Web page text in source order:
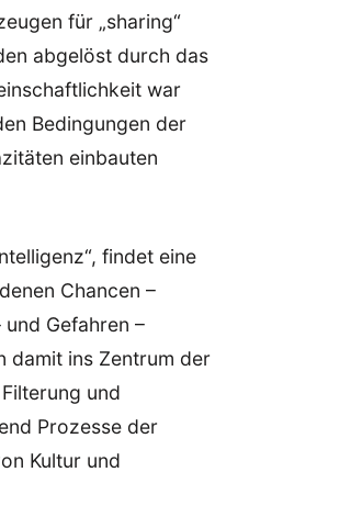
für „sharing“
abgelöst durch das
war
Bedingungen der
einbauten
findet eine
Chancen –
Gefahren –
damit ins Zentrum der
und
Prozesse der
Kultur und